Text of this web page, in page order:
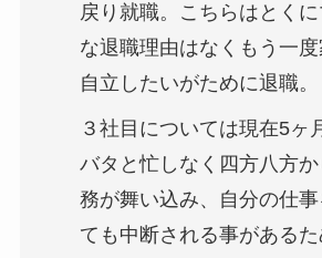
戻り就職。こちらはとく
な退職理由はなくもう一
自立したいがために退職。
３社目については現在5ヶ
バタと忙しなく四方八方
務が舞い込み、自分の仕
ても中断される事があるた